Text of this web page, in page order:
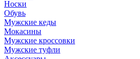
Носки
Обувь
Мужские кеды
Мокасины
Мужские кроссовки
Мужские туфли